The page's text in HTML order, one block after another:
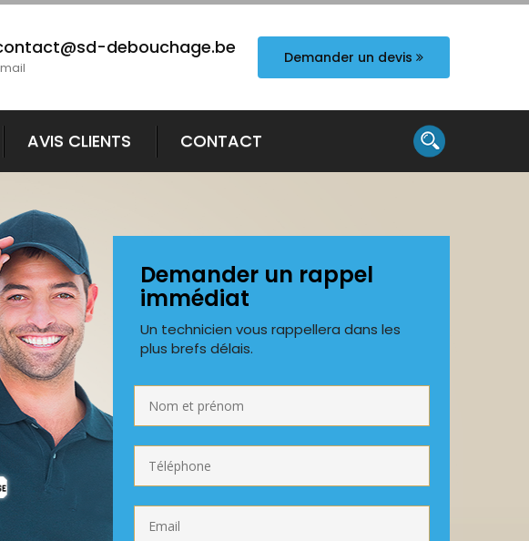
debouchage.be Demander un devis
AVIS CLIENTS CONTACT
Demander un rappel
immédiat
Un technicien vous rappellera dans les
plus brefs délais.